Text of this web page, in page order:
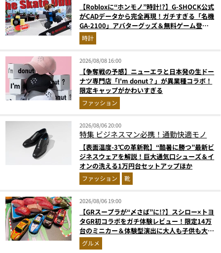
【Robloxに“ホンモノ”時計!?】G-SHOCK公式
がCADデータから完全再現！ガチすぎる「名機
GA-2100」アバターグッズ＆無料ゲーム登場
が見逃せない
時計
2026/08/08 16:00
【争奪戦の予感】ニューエラと日本発の生ドー
ナツ専門店「I'm donut？」が異業種コラボ！
限定キャップがかわいすぎる
ファッション
2026/08/06 20:00
特集 ビジネスマン必携！通勤快適モノ
【表面温度-3℃の革新靴】“酷暑に勝つ”最新ビ
ジネスウェアを解説！巨大通気口シューズ＆イ
オンの洗える1万円台セットアップほか
ファッション 靴
2026/08/06 19:00
【GRスープラが“〆さば”に!?】スシロー×トヨ
タGR初コラボをガチ体験レビュー！限定14万
台のミニカー＆体験型演出に大人も子供も大興
奮間違いなし
グルメ